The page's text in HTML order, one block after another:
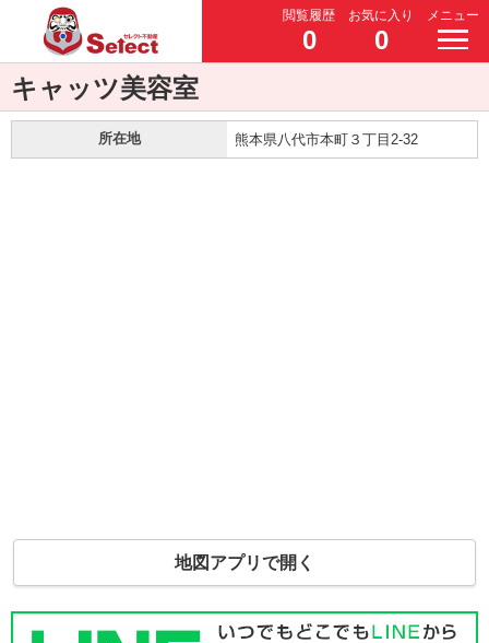
閲覧履歴
0
お気に入り
0
メニュー
キャッツ美容室
所在地 熊本県八代市本町３丁目2-32
地図アプリで開く